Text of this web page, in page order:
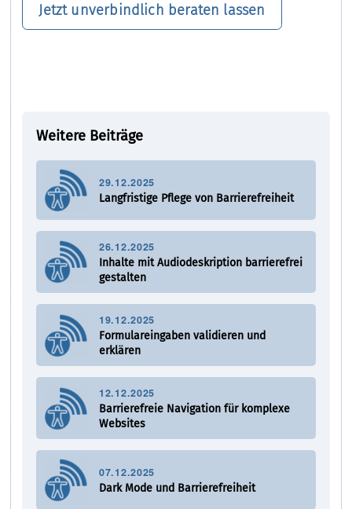
Jetzt unverbindlich beraten lassen
Weitere Beiträge
29.12.2025
Langfristige Pflege von Barrierefreiheit
26.12.2025
Inhalte mit Audiodeskription barrierefrei
gestalten
19.12.2025
Formulareingaben validieren und
erklären
12.12.2025
Barrierefreie Navigation für komplexe
Websites
07.12.2025
Dark Mode und Barrierefreiheit